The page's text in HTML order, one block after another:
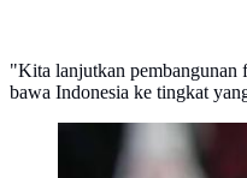
"Kita lanjutkan pembangunan
bawa Indonesia ke tingkat